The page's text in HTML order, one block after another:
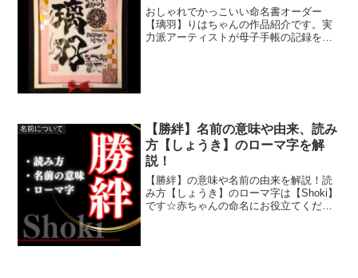
おしゃれでかっこいい命名書オーダー
【璃羽】りはちゃんの作品紹介です。実
力派アーティストが母子手帳の記録を、
名前について
【勝絆】名前の意味や由来、読み
方【しょうき】のローマ字を解
説！
【勝絆】の意味や名前の由来を解説！読
み方【しょうき】のローマ字は【Shoki】
です☆赤ちゃんの命名にお役立てくださ